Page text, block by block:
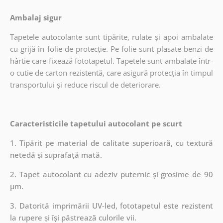
Ambalaj sigur
Tapetele autocolante sunt tipărite, rulate și apoi ambalate
cu grijă în folie de protecție. Pe folie sunt plasate benzi de
hârtie care fixează fototapetul. Tapetele sunt ambalate într-
o cutie de carton rezistentă, care asigură protecția în timpul
transportului și reduce riscul de deteriorare.
Caracteristicile tapetului autocolant pe scurt
1. Tipărit pe material de calitate superioară, cu textură
netedă și suprafață mată.
2. Tapet autocolant cu adeziv puternic și grosime de 90
µm.
3. Datorită imprimării UV-led, fototapetul este rezistent
la rupere și își păstrează culorile vii.